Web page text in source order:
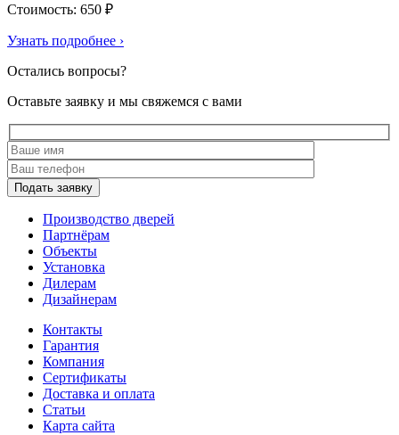
Стоимость: 650 ₽
Узнать подробнее ›
Остались вопросы?
Оставьте заявку и мы свяжемся с вами
Подать заявку
Производство дверей
Партнёрам
Объекты
Установка
Дилерам
Дизайнерам
Контакты
Гарантия
Компания
Сертификаты
Доставка и оплата
Статьи
Карта сайта